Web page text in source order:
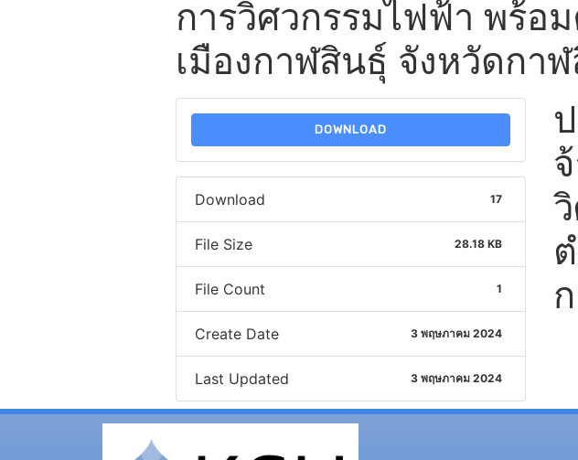
การวิศวกรรมไฟฟ้า พร้
เมืองกาฬสินธุ์ จังหวัดกา
DOWNLOAD
Download 17
File Size 28.18 KB
File Count 1
Create Date 3 พฤษภาคม 2024
Last Updated 3 พฤษภาคม 2024